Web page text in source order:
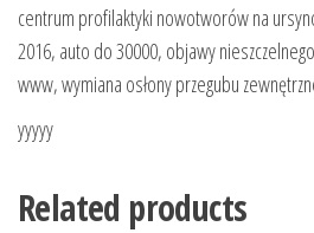
centrum profilaktyki nowotworów na
2016, auto do 30000, objawy
www, wymiana osłony przegubu
yyyyy
Related products